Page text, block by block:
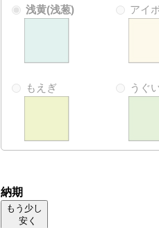
浅黄(浅葱) アイ
もえぎ うぐ
納期
もう少し
安く